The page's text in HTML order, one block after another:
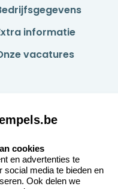
informatie
vacatures
opnemen
cookies
en advertenties te
social media te bieden en
Ook delen we